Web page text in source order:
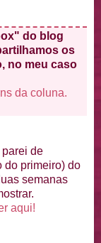
do blog
os
no meu caso
da coluna.
de
do primeiro) do
semanas
aqui!